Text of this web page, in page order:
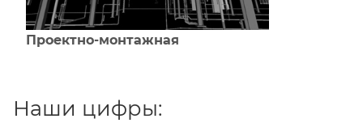
Проектно-монтажная
Наши цифры: